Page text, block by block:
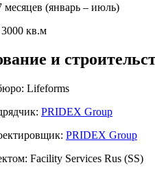
месяцев (январь – июль)
3000 кв.м
и
Lifeforms
PRIDEX Group
PRIDEX Group
Facility Services Rus (SS)